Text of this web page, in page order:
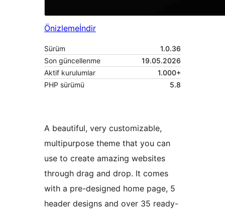
Önizlemeİndir
Sürüm
1.0.36
Son güncellenme
19.05.2026
Aktif kurulumlar
1.000+
PHP sürümü
5.8
A beautiful, very customizable,
multipurpose theme that you can
use to create amazing websites
through drag and drop. It comes
with a pre-designed home page, 5
header designs and over 35 ready-